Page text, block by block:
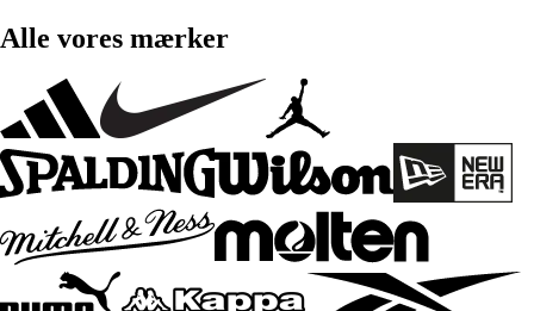
Alle vores mærker